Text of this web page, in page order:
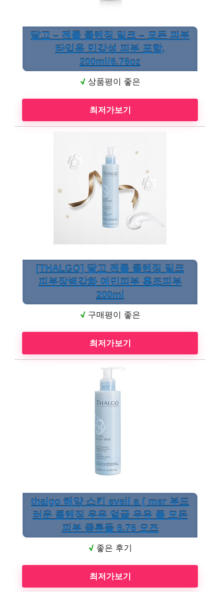
딸고 – 젠틀 클렌징 밀크 – 모든 피부
타입용 민감성 피부 포함,
200ml/6.76oz
√상품평이 좋은
최저가보기
[THALGO] 딸고 젠틀 클렌징 밀크
피부장벽강화 예민피부 홍조피부
200ml
√구매평이 좋은
최저가보기
thalgo 해양 스킨 eveil a ( mer 부드
러운 클렌징 우유 얼굴 우유 를 모든
피부 종류들 6.76 오즈
√좋은 후기
최저가보기